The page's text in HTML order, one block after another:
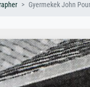
Gyermekek John